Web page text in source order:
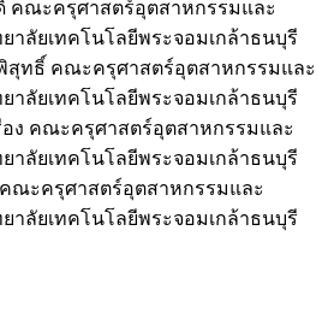
คณะครุศาสตร์อุตสาหกรรมและ
าลัยเทคโนโลยีพระจอมเกล้าธนบุรี
สุทธิ์ คณะครุศาสตร์อุตสาหกรรมและ
าลัยเทคโนโลยีพระจอมเกล้าธนบุรี
ง คณะครุศาสตร์อุตสาหกรรมและ
าลัยเทคโนโลยีพระจอมเกล้าธนบุรี
คณะครุศาสตร์อุตสาหกรรมและ
าลัยเทคโนโลยีพระจอมเกล้าธนบุรี